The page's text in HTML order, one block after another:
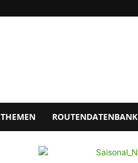
THEMEN ROUTENDATENBANK